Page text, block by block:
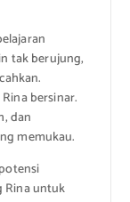
tak berujung,
bersinar.
dan
memukau.
Rina untuk